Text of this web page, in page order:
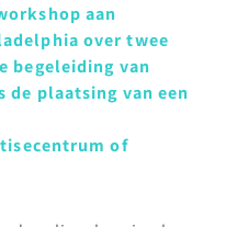
aan
over twee
begeleiding van
de plaatsing van een
of